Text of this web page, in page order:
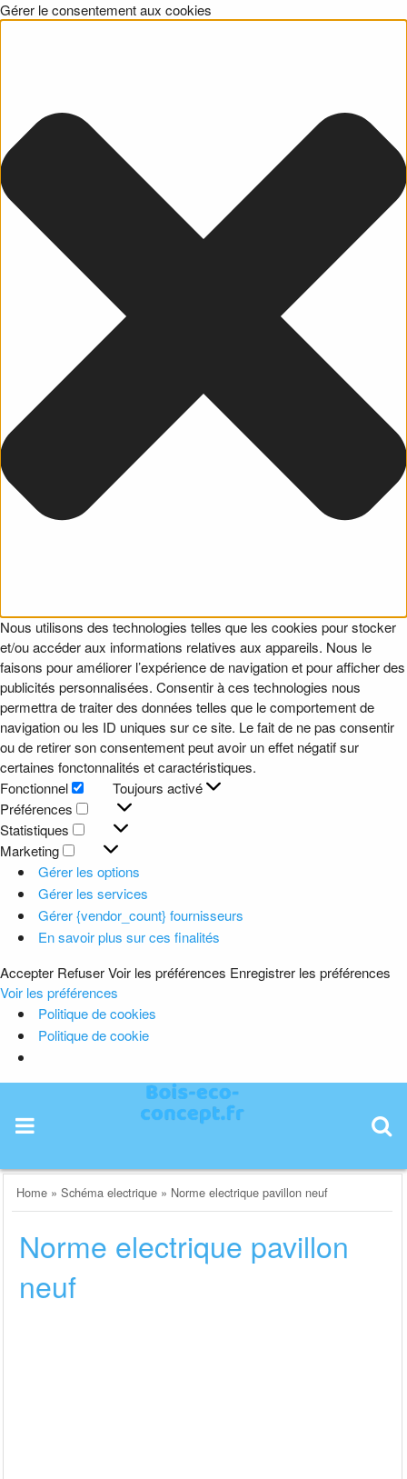
Gérer le consentement aux cookies
Nous utilisons des technologies telles que les cookies pour stocker
et/ou accéder aux informations relatives aux appareils. Nous le
faisons pour améliorer l’expérience de navigation et pour afficher des
publicités personnalisées. Consentir à ces technologies nous
permettra de traiter des données telles que le comportement de
navigation ou les ID uniques sur ce site. Le fait de ne pas consentir
ou de retirer son consentement peut avoir un effet négatif sur
certaines fonctonnalités et caractéristiques.
Fonctionnel
Fonctionnel
Toujours activé
Préférences
Préférences
Statistiques
Statistiques
Marketing
Marketing
Gérer les options
Gérer les services
Gérer {vendor_count} fournisseurs
En savoir plus sur ces finalités
Accepter RefuserVoir les préférences Enregistrer les préférences
Voir les préférences
Politique de cookies
Politique de cookie
content
Home »Schéma electrique » Norme electrique pavillon neuf
Norme electrique pavillon
neuf